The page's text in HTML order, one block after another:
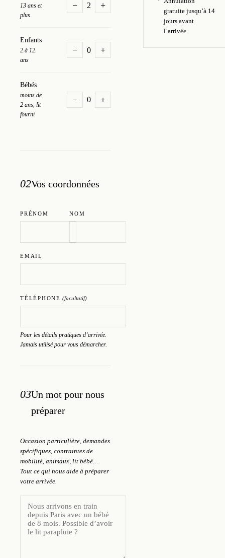
13 ans et
plus
− 2 +
Enfants
2 à 12
ans
− 0 +
Bébés
moins de
2 ans, lit
fourni
− 0 +
02Vos coordonnées
PRÉNOM NOM
EMAIL
TÉLÉPHONE (facultatif)
Pour les détails pratiques d’arrivée.
Jamais utilisé pour vous démarcher.
03Un mot pour nous
préparer
Occasion particulière, demandes
spécifiques, contraintes de
mobilité, animaux, lit bébé…
Tout ce qui nous aide à préparer
votre arrivée.
gratuite jusqu’à 14
jours avant
l’arrivée